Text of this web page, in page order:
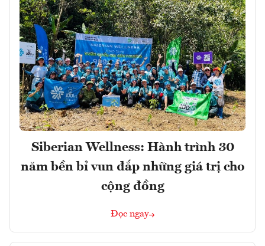
Siberian Wellness: Hành trình 30
năm bền bỉ vun đắp những giá trị cho
cộng đồng
Đọc ngay